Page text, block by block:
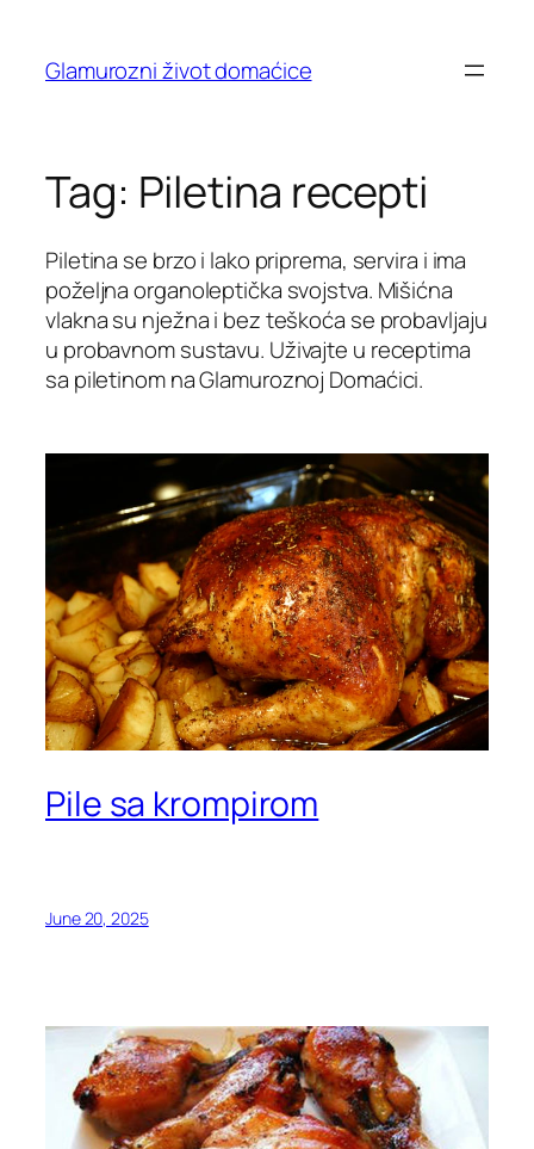
content
Glamurozni život domaćice
Tag: Piletina recepti
Piletina se brzo i lako priprema, servira i ima
poželjna organoleptička svojstva. Mišićna
vlakna su nježna i bez teškoća se probavljaju
u probavnom sustavu. Uživajte u receptima
sa piletinom na Glamuroznoj Domaćici.
Pile sa krompirom
June 20, 2025